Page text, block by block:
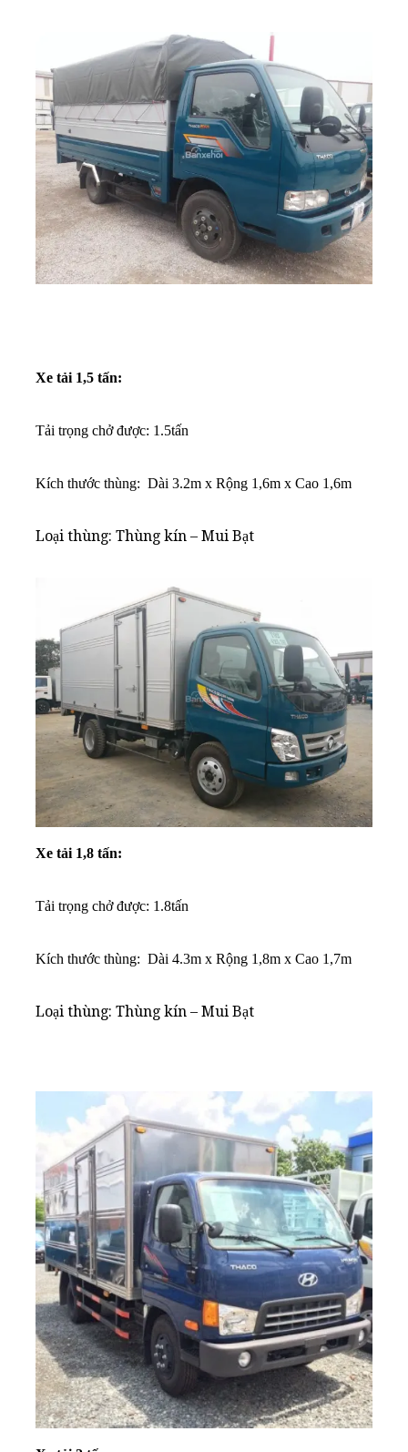
Xe tải 1,5 tấn:
Tải trọng chở được: 1.5tấn
Kích thước thùng: Dài 3.2m x Rộng 1,6m x Cao 1,6m
Loại thùng: Thùng kín – Mui Bạt
Xe tải 1,8 tấn:
Tải trọng chở được: 1.8tấn
Kích thước thùng: Dài 4.3m x Rộng 1,8m x Cao 1,7m
Loại thùng: Thùng kín – Mui Bạt